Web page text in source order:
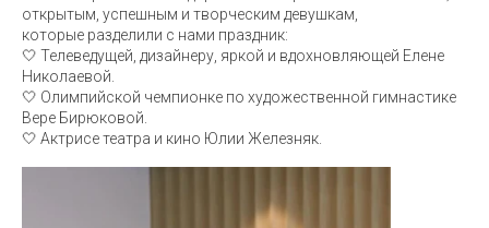
открытым, успешным и творческим девушкам,
которые разделили с нами праздник:
🤍 Телеведущей, дизайнеру, яркой и вдохновляющей Елене
Николаевой.
🤍 Олимпийской чемпионке по художественной гимнастике
Вере Бирюковой.
🤍 Актрисе театра и кино Юлии Железняк.